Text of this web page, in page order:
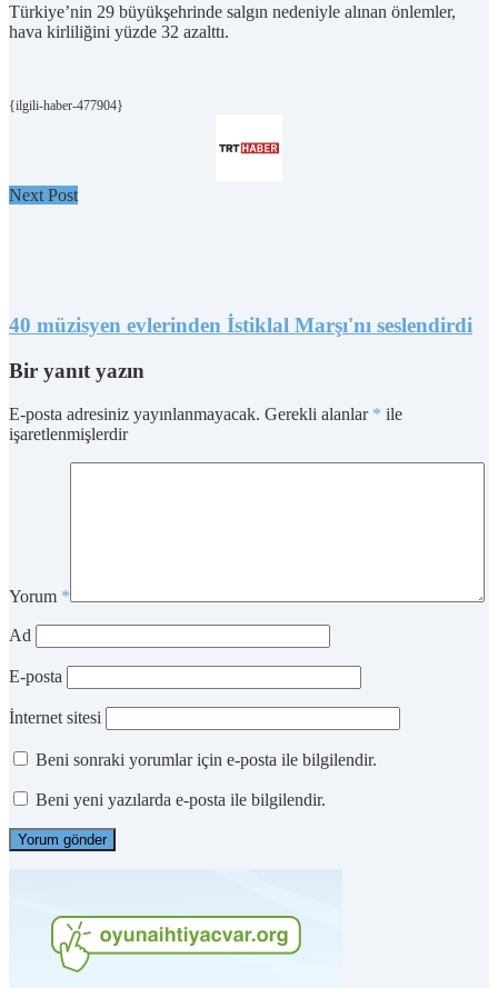
Türkiye’nin 29 büyükşehrinde salgın nedeniyle alınan önlemler,
hava kirliliğini yüzde 32 azalttı.
{ilgili-haber-477904}
Next Post
40 müzisyen evlerinden İstiklal Marşı'nı seslendirdi
Bir yanıt yazın
E-posta adresiniz yayınlanmayacak. Gerekli alanlar * ile
işaretlenmişlerdir
Yorum *
Ad
E-posta
İnternet sitesi
Beni sonraki yorumlar için e-posta ile bilgilendir.
Beni yeni yazılarda e-posta ile bilgilendir.